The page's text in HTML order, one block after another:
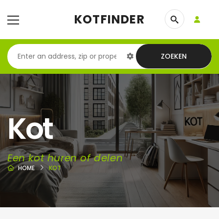
KOTFINDER
ZOEKEN
Kot
Een kot huren of delen
HOME KOT